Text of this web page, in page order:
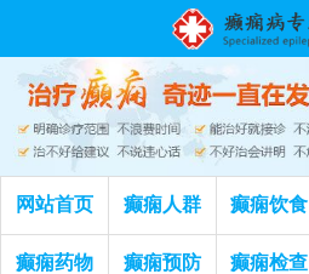
网站首页 癫痫人群 癫痫饮食
癫痫药物 癫痫预防 癫痫检查